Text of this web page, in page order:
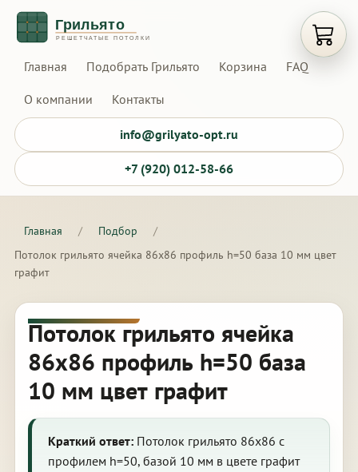
Главная Подобрать Грильято Корзина FAQ
О компании Контакты
info@grilyato-opt.ru
+7 (920) 012-58-66
Главная / Подбор
/
Потолок грильято ячейка 86х86 профиль h=50 база 10 мм цвет
графит
Потолок грильято ячейка
86х86 профиль h=50 база
10 мм цвет графит
Краткий ответ:Потолок грильято 86х86 с
профилем h=50, базой 10 мм в цвете графит